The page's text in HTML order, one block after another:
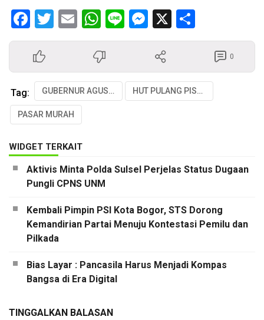
Facebook
Twitter
EmailWhatsApp
LineMessenger
X
0
Tag: GUBERNUR AGUSTIAR HUT PULANG PISAU
PASAR MURAH
WIDGET TERKAIT
Aktivis Minta Polda Sulsel Perjelas Status Dugaan
Pungli CPNS UNM
Kembali Pimpin PSI Kota Bogor, STS Dorong
Kemandirian Partai Menuju Kontestasi Pemilu dan
Pilkada
Bias Layar : Pancasila Harus Menjadi Kompas
Bangsa di Era Digital
TINGGALKAN BALASAN